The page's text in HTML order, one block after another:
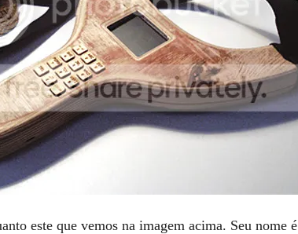
este que vemos na imagem acima. Seu nome é